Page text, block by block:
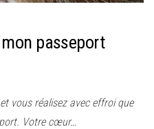
passeport
vous réalisez avec effroi que
Votre cœur…